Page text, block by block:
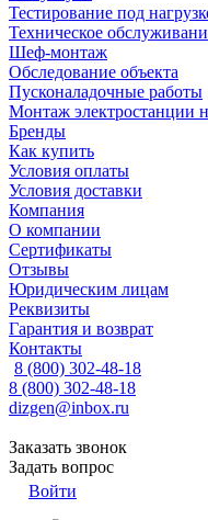
Тестирование под
Техническое
Шеф-монтаж
Обследование объекта
Пусконаладочные работы
Монтаж электростанции
Бренды
Как купить
Условия оплаты
Условия доставки
Компания
О компании
Сертификаты
Отзывы
Юридическим лицам
Реквизиты
Гарантия и возврат
Контакты
8 (800) 302-48-18
8 (800) 302-48-18
dizgen@inbox.ru
Заказать звонок
Задать вопрос
Войти